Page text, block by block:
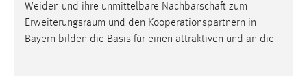
Weiden und ihre unmittelbare Nachbarschaft zum
Erweiterungsraum und den Kooperationspartnern in
Bayern bilden die Basis für einen attraktiven und an die